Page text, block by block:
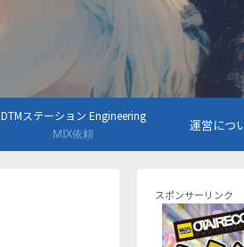
DTMステーション Engineering
MIX依頼
運営につ
スポンサーリンク